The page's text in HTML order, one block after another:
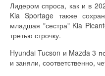
Лидером спроса, как и в
Kia Sportage также
младшая "сестра" Kia
третью строчку.
Hyundai Tucson и Mazda 3
и заняли, соответственно,